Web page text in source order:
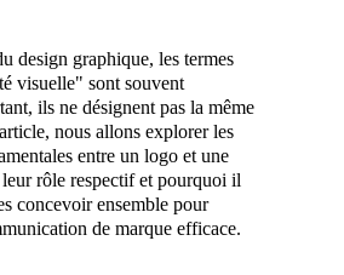
design graphique, les termes
visuelle" sont souvent
ils ne désignent pas la même
nous allons explorer les
entre un logo et une
rôle respectif et pourquoi il
concevoir ensemble pour
de marque efficace.